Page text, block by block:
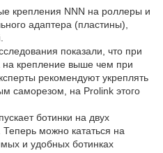
крепления NNN на роллеры и
адаптера (пластины),
показали, что при
на крепление выше чем при
рекомендуют укреплять
саморезом, на Prolink этого
ботинки на двух
можно кататься на
и удобных ботинках